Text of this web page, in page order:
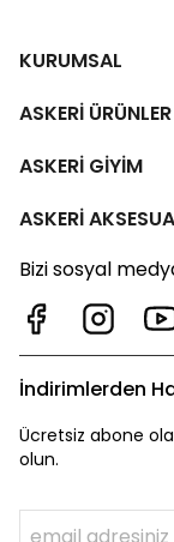
KURUMSAL
ASKERİ ÜRÜNLER
ASKERİ GİYİM
ASKERİ
Bizi sosyal
İndirimlerden
Ücretsiz abone
olun.